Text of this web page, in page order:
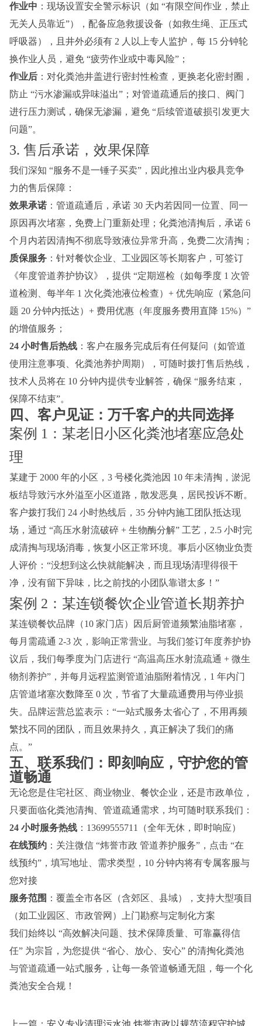
作业中 ：现场设置安全警示标识（如 “有限空间作业，禁止
无关人员靠近”），配备应急救援设备（如救生绳、正压式
呼吸器），且井外必须有 2 人以上专人监护，每 15 分钟轮
换作业人员，避免 “疲劳作业或中毒风险”；
作业后 ：对化粪池井盖进行密封性检查，更换老化密封圈，
防止 “污水渗漏或异味溢出”；对管道疏通后的接口、阀门
进行压力测试，确保无渗漏，避免 “后续管道破损引发更大
问题”。
3. 售后承诺，效果保障
我们深知 “服务不是一锤子买卖”，因此推出业内极具竞争
力的售后保障：
效果承诺 ：管道疏通后，承诺 30 天内若因同一位置、同一
原因再次堵塞，免费上门重新处理；化粪池清掏后，承诺 6
个月内若因清掏不彻底导致液位异常升高，免费二次清掏；
质保服务 ：针对餐饮企业、工业园区等长期客户，可签订
《年度管道养护协议》，提供 “定期巡检（如每季度 1 次管
道检测、每半年 1 次化粪池液位检查）+ 优先响应（紧急问
题 20 分钟内抵达）+ 费用优惠（年度服务费用直降 15%）”
的增值服务；
24 小时售后热线 ：客户在服务完成后有任何疑问（如管道
使用注意事项、化粪池养护周期），可随时拨打售后热线，
技术人员将在 10 分钟内提供专业解答，确保 “服务结束，
保障不结束”。
四、客户见证：万千客户的共同选择
案例 1：某老旧小区化粪池堵塞应急处
理
某建于 2000 年的小区，3 号楼化粪池因 10 年未清掏，淤泥
板结导致污水外溢至小区道路，散发恶臭，居民投诉不断。
客户拨打我们 24 小时热线后，35 分钟内施工团队抵达现
场，通过 “高压水射流破碎 + 生物酶分解” 工艺，2.5 小时完
成清掏与现场消毒，恢复小区正常环境。事后小区物业负责
人评价：“没想到这么快就能解决，而且现场清理得很干
净，没有留下异味，比之前找的小团队靠谱太多！”
案例 2：某连锁餐饮企业管道长期养护
某连锁餐饮品牌（10 家门店）因后厨管道频繁油脂堵塞，
每月需疏通 2-3 次，影响正常营业。与我们签订年度养护协
议后，我们每季度为门店进行 “高温高压水射流疏通 + 微生
物剂养护”，并每月远程监测管道油脂附着情况，1 年内门
店管道堵塞次数降至 0 次，节省了大量疏通费用与停业损
失。品牌运营总监表示：“一站式服务太省心了，不用再频
繁找不同的团队，而且效果持久，真正解决了我们的痛
点。”
五、联系我们：即刻响应，守护您的管
道畅通
无论您是住宅社区、商业物业、餐饮企业，还是市政单位，
只要面临化粪池清掏、管道疏通需求，均可随时联系我们：
24 小时服务热线 ：13699555711（全年无休，即时响应）
在线预约 ：关注微信 “炜誉市政 管道养护服务”，点击 “在
线预约”，填写地址、需求类型，10 分钟内将有专属客服与
您对接
服务范围 ：覆盖全市各区（含郊区、县域），支持大型项目
（如工业园区、市政管网）上门勘察与定制化方案
我们始终以 “高效解决问题、技术保障质量、可靠赢得信
任” 为宗旨，为您提供 “省心、放心、安心” 的清掏化粪池
与管道疏通一站式服务，让每一条管道畅通无阻，每一个化
粪池安全合规！